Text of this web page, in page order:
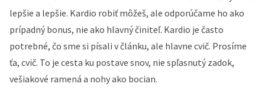
lepšie a lepšie. Kardio robiť môžeš, ale odporúčame ho ako
prípadný bonus, nie ako hlavný činiteľ. Kardio je často
potrebné, čo sme si písali v článku, ale hlavne cvič. Prosíme
ťa, cvič. To je cesta ku postave snov, nie spľasnutý zadok,
vešiakové ramená a nohy ako bocian.